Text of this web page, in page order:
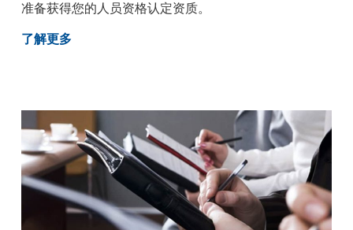
准备获得您的人员资格认定资质。
了解更多